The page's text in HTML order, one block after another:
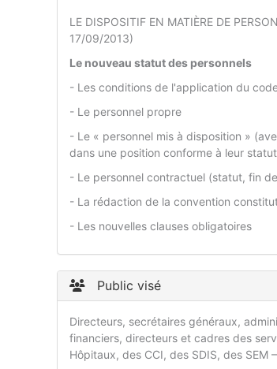
LE DISPOSITIF EN MATIÈRE DE
17/09/2013)
Le nouveau statut des personnels
- Les conditions de l'application du
- Le personnel propre
- Le « personnel mis à disposition »
dans une position conforme à leur statut
- Le personnel contractuel (statut, fin
- La rédaction de la convention
- Les nouvelles clauses obligatoires
Public visé
Directeurs, secrétaires généraux,
financiers, directeurs et cadres des
Hôpitaux, des CCI, des SDIS, des SEM